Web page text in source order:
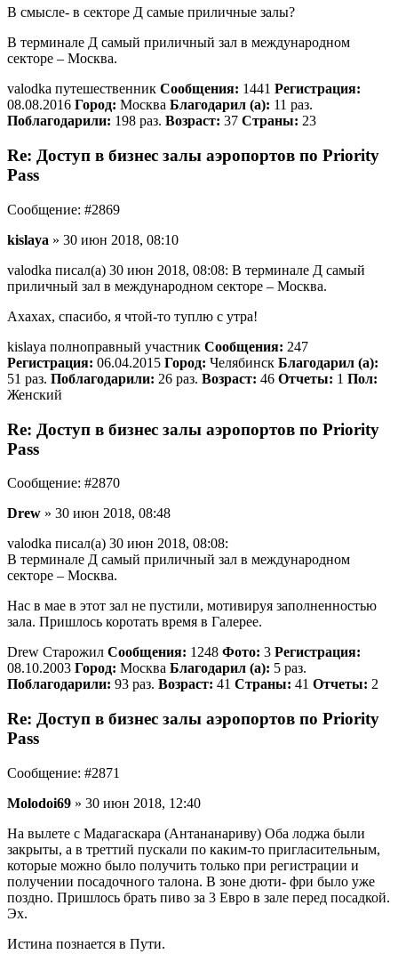
В смысле- в секторе Д самые приличные залы?
В терминале Д самый приличный зал в международном
секторе – Москва.
valodka путешественник Сообщения: 1441 Регистрация:
08.08.2016 Город: Москва Благодарил (а): 11 раз.
Поблагодарили: 198 раз. Возраст: 37 Страны: 23
Re: Доступ в бизнес залы аэропортов по Priority
Pass
Сообщение: #2869
kislaya » 30 июн 2018, 08:10
valodka писал(а) 30 июн 2018, 08:08: В терминале Д самый
приличный зал в международном секторе – Москва.
Ахахах, спасибо, я чтой-то туплю с утра!
kislaya полноправный участник Сообщения: 247
Регистрация: 06.04.2015 Город: Челябинск Благодарил (а):
51 раз. Поблагодарили: 26 раз. Возраст: 46 Отчеты: 1 Пол:
Женский
Re: Доступ в бизнес залы аэропортов по Priority
Pass
Сообщение: #2870
Drew » 30 июн 2018, 08:48
valodka писал(а) 30 июн 2018, 08:08:
В терминале Д самый приличный зал в международном
секторе – Москва.
Нас в мае в этот зал не пустили, мотивируя заполненностью
зала. Пришлось коротать время в Галерее.
Drew Старожил Сообщения: 1248 Фото: 3 Регистрация:
08.10.2003 Город: Москва Благодарил (а): 5 раз.
Поблагодарили: 93 раз. Возраст: 41 Страны: 41 Отчеты: 2
Re: Доступ в бизнес залы аэропортов по Priority
Pass
Сообщение: #2871
Molodoi69 » 30 июн 2018, 12:40
На вылете с Мадагаскара (Антананариву) Оба лоджа были
закрыты, а в треттий пускали по каким-то пригласительным,
которые можно было получить только при регистрации и
получении посадочного талона. В зоне дюти- фри было уже
поздно. Пришлось брать пиво за 3 Евро в зале перед посадкой.
Эх.
Истина познается в Пути.